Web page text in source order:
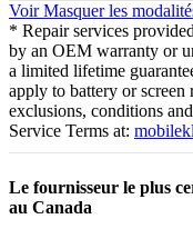
Voir Masquerles
* Repair services
by an OEM warranty or
a limited lifetime
apply to battery or screen
exclusions, conditions
Service Terms at:
Le fournisseur le plus
au Canada